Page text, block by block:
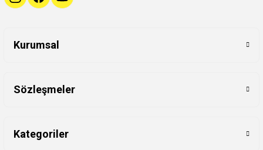
Kurumsal
Sözleşmeler
Kategoriler